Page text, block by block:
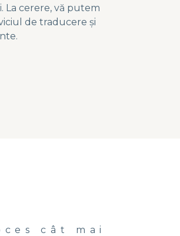
La cerere, vă putem
de traducere și
cât mai